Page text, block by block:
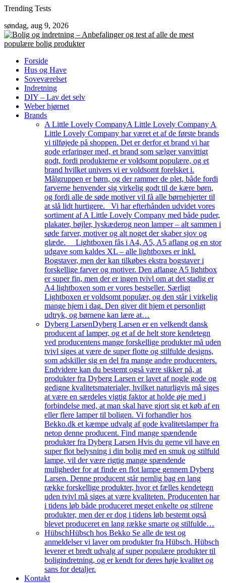
Skip
content
Trending Tests
søndag, aug 9, 2026
Forside
Hus og Have
Soveværelset
Indretning
DIY – Lav det selv
Weber hjørnet
Brands
A Little Lovely CompanyA Little Lovely Company A
Little Lovely Company har været et af de første brands
vi tilføjede på shoppen. Det er derfor et brand vi har
gode erfaringer med, et brand som sælger vanvittigt
godt, fordi produkterne er voldsomt populære, og et
brand hvilket univers vi er voldsomt forelsket i.
Målgruppen er børn, og der rammer de plet, både fordi
farverne henvender sig virkelig godt til de kære børn,
og fordi alle de søde motiver vil få alle børnehjerter til
at slå lidt hurtigere. Vi har efterhånden udvidet vores
sortiment af A Little Lovely Company med både puder,
plakater, bøjler, lyskæderog neon lamper – alt sammen i
søde farver, motiver og alt noget der skaber sjov og
glæde. Lightboxen fås i A4, A5, A5 aflang og en stor
udgave som kaldes XL – alle lightboxes er inkl.
Bogstaver, men der kan tilkøbes ekstra bogstaver i
forskellige farver og motiver. Den aflange A5 lightbox
er super fin, men der er ingen tvivl om at det stadig er
A4 lightboxen som er vores bestseller. Særligt
Lightboxen er voldsomt populær, og den står i virkelig
mange hjem i dag. Den giver dit hjem et personligt
udtryk, og børnene kan lære at…
Dyberg LarsenDyberg Larsen er en velkendt dansk
producent af lamper, og et af de helt store kendetegn
ved producentens mange forskellige produkter må uden
tvivl siges at være de super flotte og stilfulde designs,
som adskiller sig en del fra mange andre producenters.
Endvidere kan du bestemt også være sikker på, at
produkter fra Dyberg Larsen er lavet af nogle gode og
gedigne kvalitetsmaterialer, hvilket naturligvis må siges
at være en særdeles vigtig faktor at holde øje med i
forbindelse med, at man skal have gjort sig et køb af en
eller flere lamper til boligen. Vi forhandler hos
Bekko.dk et kæmpe udvalg af gode kvalitetslamper fra
netop denne producent. Find mange spændende
produkter fra Dyberg Larsen Hvis du gerne vil have en
super flot belysning i din bolig med en smuk og stilfuld
lampe, vil der være rigtig mange spændende
muligheder for at finde en flot lampe gennem Dyberg
Larsen. Denne producent står nemlig bag en lang
række forskellige produkter, hvor et fælles kendetegn
uden tvivl må siges at være kvaliteten. Producenten har
i tidens løb både produceret meget enkelte og stilrene
produkter, men der er dog i tidens løb bestemt også
blevet produceret en lang række smarte og stilfulde…
HübschHübsch hos Bekko Se alle de test og
anmeldelser vi laver om produkter fra Hübsch. Hübsch
leverer et bredt udvalg af super populære produkter til
boligindretning, og er kendt for deres høje kvalitet og
sans for detaljer.
Kontakt